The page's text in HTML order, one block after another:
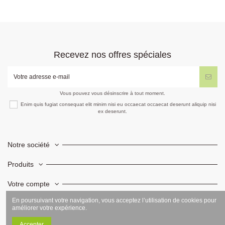
Recevez nos offres spéciales
Vous pouvez vous désinscrire à tout moment.
Enim quis fugiat consequat elit minim nisi eu occaecat occaecat deserunt aliquip nisi
ex deserunt.
Notre société
Produits
Votre compte
Informations
En poursuivant votre navigation, vous acceptez l’utilisation de cookies pour
améliorer votre expérience.